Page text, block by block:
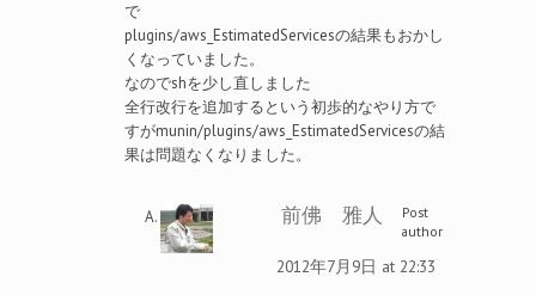
で
plugins/aws_EstimatedServicesの結果もおかし
くなっていました。
なのでshを少し直しました
全行改行を追加するという初歩的なやり方で
すがmunin/plugins/aws_EstimatedServicesの結
果は問題なくなりました。
前佛 雅人
Post
author
2012年7月9日 at 22:33